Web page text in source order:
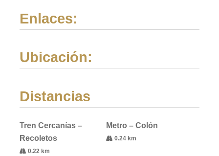
Enlaces:
Ubicación:
Distancias
Tren Cercanías –
Recoletos
0.22 km
Metro – Colón
0.24 km